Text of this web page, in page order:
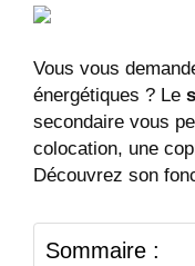
Vous vous
énergétiques ? Le
secondaire vous
colocation, une
Découvrez son
Sommaire :